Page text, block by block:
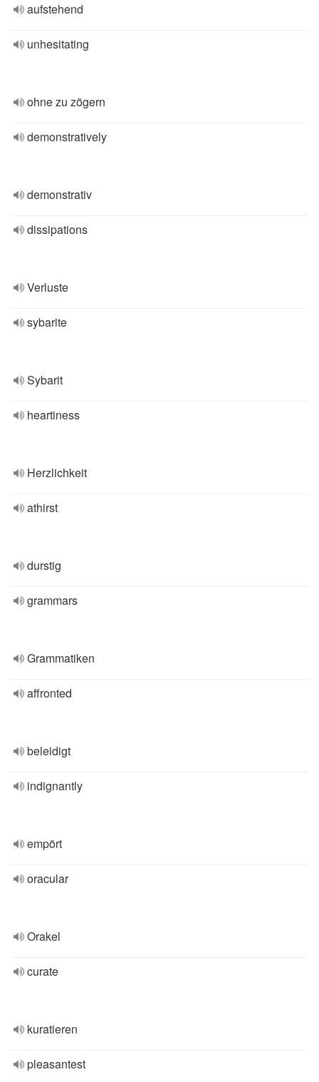
aufstehend
unhesitating
ohne zu zögern
demonstratively
demonstrativ
dissipations
Verluste
sybarite
Sybarit
heartiness
Herzlichkeit
athirst
durstig
grammars
Grammatiken
affronted
beleidigt
indignantly
empört
oracular
Orakel
curate
kuratieren
pleasantest